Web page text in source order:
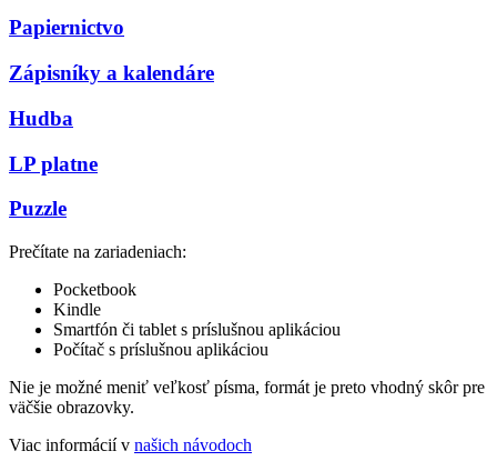
Papiernictvo
Zápisníky a kalendáre
Hudba
LP platne
Puzzle
Prečítate na zariadeniach:
Pocketbook
Kindle
Smartfón či tablet s príslušnou aplikáciou
Počítač s príslušnou aplikáciou
Nie je možné meniť veľkosť písma, formát je preto vhodný skôr pre
väčšie obrazovky.
Viac informácií v našich návodoch